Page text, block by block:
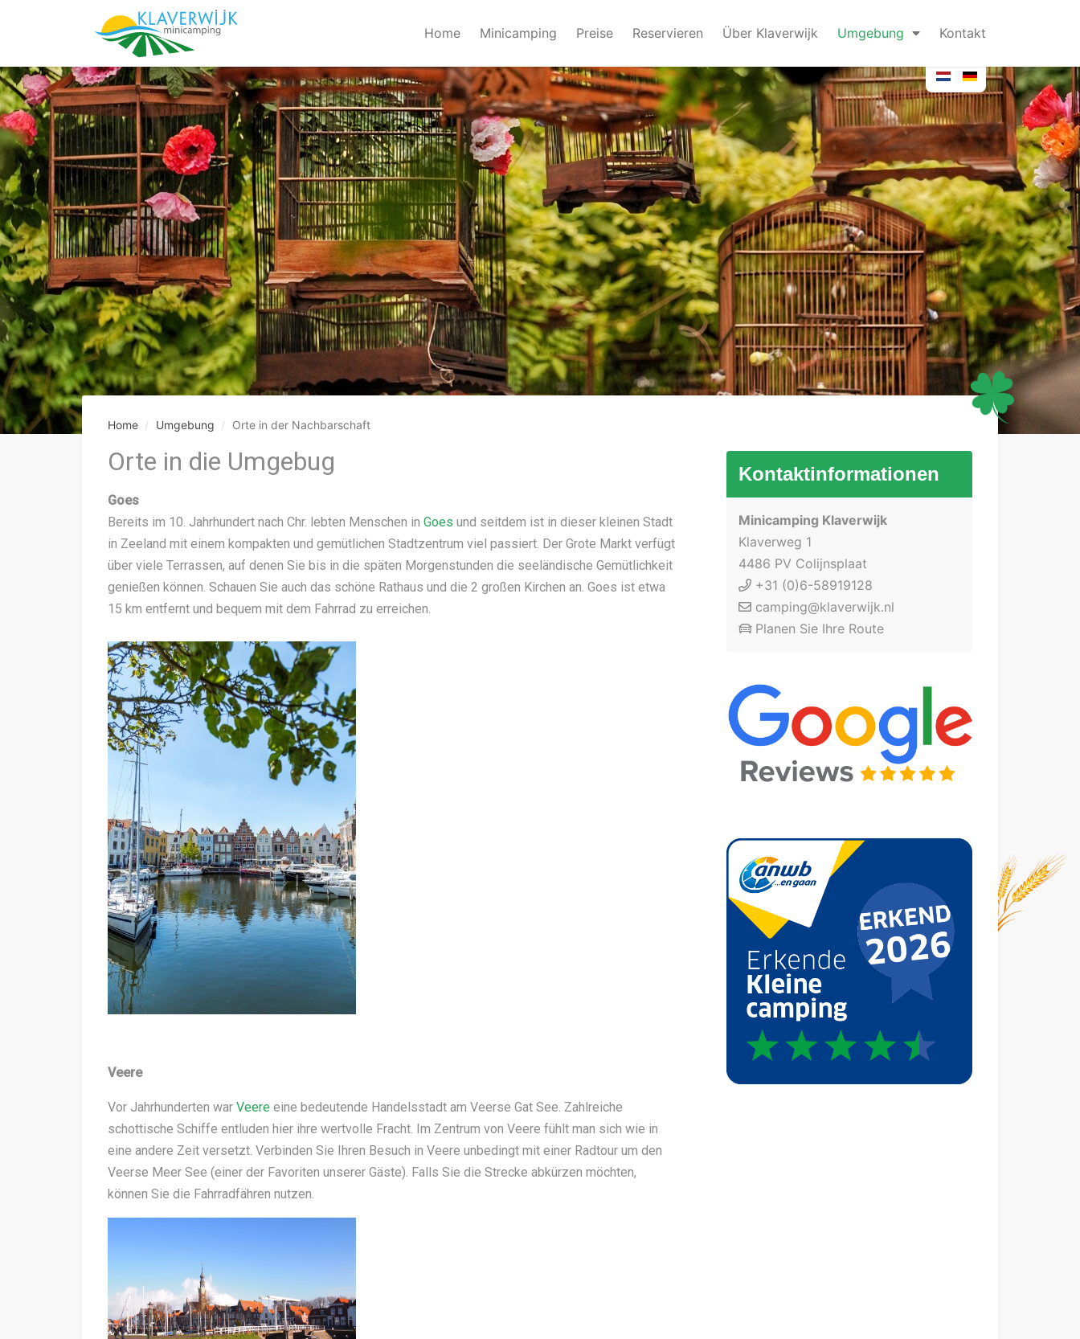
Home Minicamping Preise Reservieren Über Klaverwijk Umgebung Kontakt
Home Umgebung Orte in der Nachbarschaft
Orte in die Umgebug
Goes
Bereits im 10. Jahrhundert nach Chr. lebten Menschen in Goes und seitdem ist in dieser kleinen Stadt
in Zeeland mit einem kompakten und gemütlichen Stadtzentrum viel passiert. Der Grote Markt verfügt
über viele Terrassen, auf denen Sie bis in die späten Morgenstunden die seeländische Gemütlichkeit
genießen können. Schauen Sie auch das schöne Rathaus und die 2 großen Kirchen an. Goes ist etwa
15 km entfernt und bequem mit dem Fahrrad zu erreichen.
Veere
Vor Jahrhunderten war Veere eine bedeutende Handelsstadt am Veerse Gat See. Zahlreiche
schottische Schiffe entluden hier ihre wertvolle Fracht. Im Zentrum von Veere fühlt man sich wie in
eine andere Zeit versetzt. Verbinden Sie Ihren Besuch in Veere unbedingt mit einer Radtour um den
Veerse Meer See (einer der Favoriten unserer Gäste). Falls Sie die Strecke abkürzen möchten,
können Sie die Fahrradfähren nutzen.
Kontaktinformationen
Minicamping Klaverwijk
Klaverweg 1
4486 PV Colijnsplaat
+31 (0)6-58919128
camping@klaverwijk.nl
Planen Sie Ihre Route